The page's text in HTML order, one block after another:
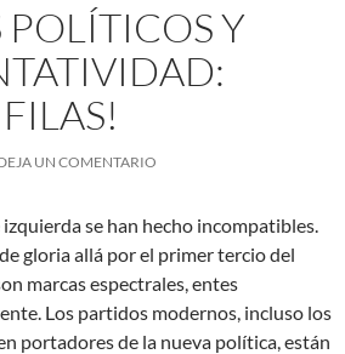
POLÍTICOS Y
UN COMENTARIO
se han hecho incompatibles.
gloria allá por el primer tercio del
marcas espectrales, entes
Los partidos modernos, incluso los
portadores de la nueva política, están